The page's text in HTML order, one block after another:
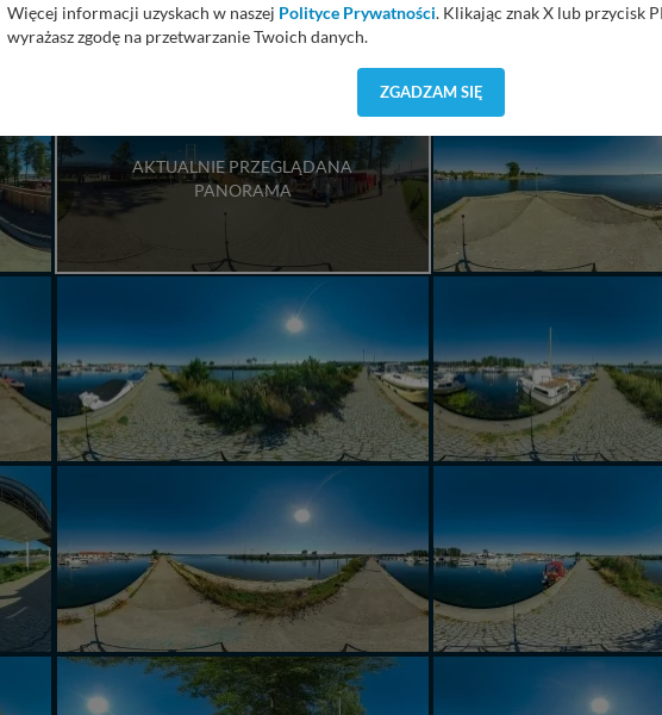
AKTUALNIE PRZEGLĄDANA
PANORAMA
Więcej informacji uzyskach w naszej Polityce Prywatności. Klikając znak X lub przycisk
wyrażasz zgodę na przetwarzanie Twoich danych.
Wyjątkiem jest sytuacja, gdy przekazanie Twoich danych jest elementem usługi
zasadach i funkcjonalności serwisu w
Regulaminie Serwisu.
Administratorem Twoich danych jest: Agencja Reklamowa Kreacja Monika Borkowska, z
11-500 Giżycko. Możesz z nami skontaktować się za pośrednictwem tej
strony
W każdej chwili możesz: zażądać dostępu do swoich danych, zażądać ich poprawienia lub
informacji zawartych w plikach cookies. Twoja przeglądarka umożliwia Ci skasowanie
przypadkach nie możemy tego zrobić za Ciebie.
Dziękujemy, i życzmy miłego odkrywania Mazur na nowo...
ZGADZAM SIĘ